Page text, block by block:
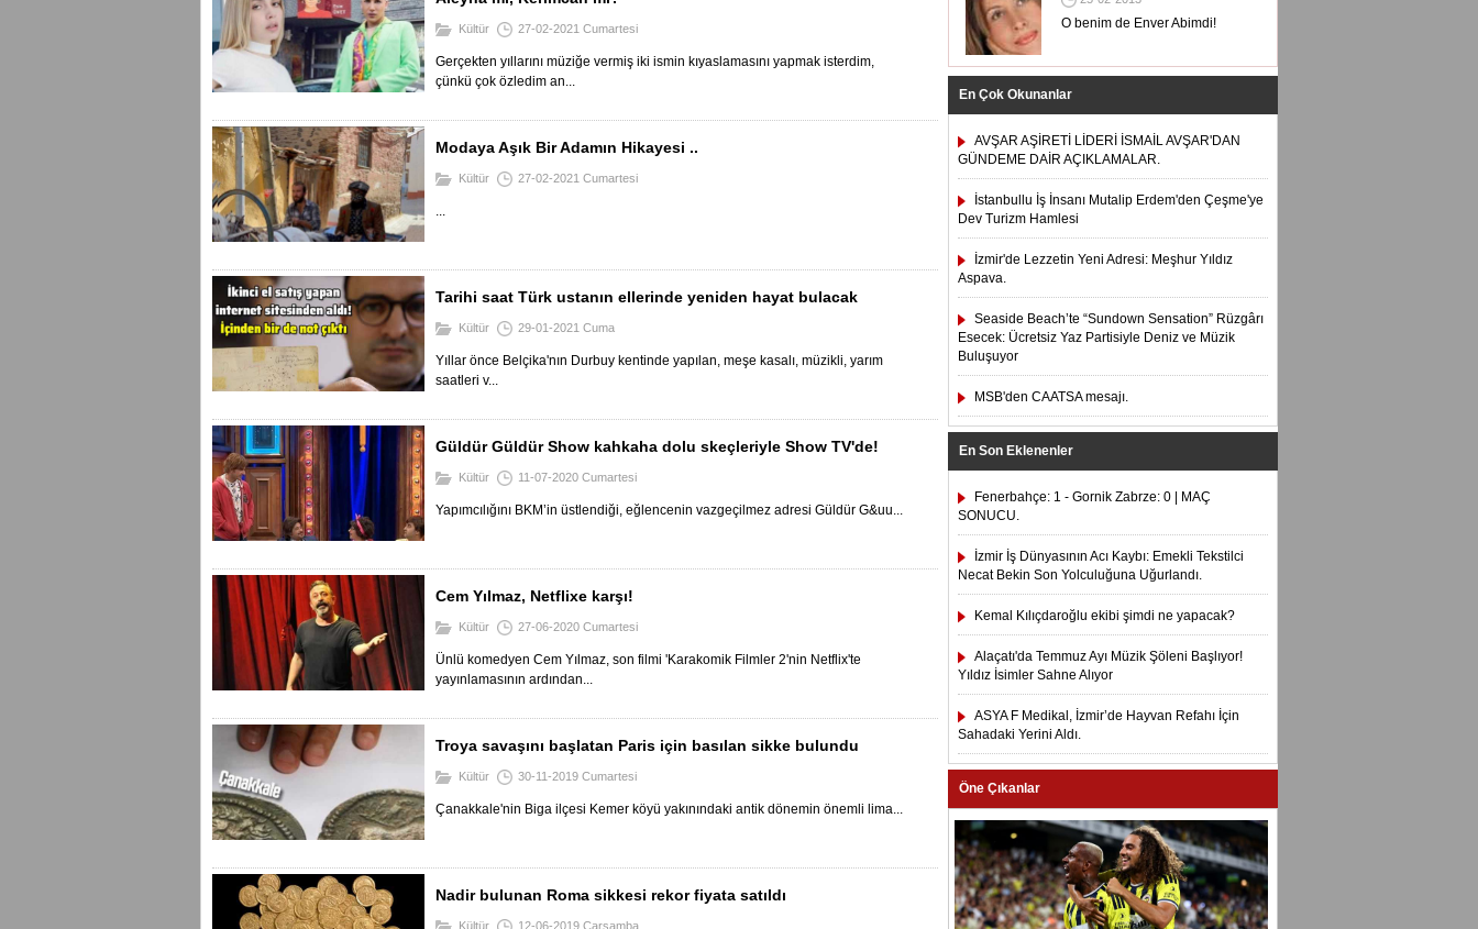
Kültür 27-02-2021 Cumartesi
Gerçekten yıllarını müziğe vermiş iki ismin kıyaslamasını yapmak isterdim,
çünkü çok özledim an...
Modaya Aşık Bir Adamın Hikayesi ..
Kültür 27-02-2021 Cumartesi
...
Tarihi saat Türk ustanın ellerinde yeniden hayat bulacak
Kültür 29-01-2021 Cuma
Yıllar önce Belçika'nın Durbuy kentinde yapılan, meşe kasalı, müzikli, yarım
saatleri v...
Güldür Güldür Show kahkaha dolu skeçleriyle Show TV'de!
Kültür 11-07-2020 Cumartesi
Yapımcılığını BKM’in üstlendiği, eğlencenin vazgeçilmez adresi Güldür G&uu...
Cem Yılmaz, Netflixe karşı!
Kültür 27-06-2020 Cumartesi
Ünlü komedyen Cem Yılmaz, son filmi 'Karakomik Filmler 2'nin Netflix'te
yayınlamasının ardından...
Troya savaşını başlatan Paris için basılan sikke bulundu
Kültür 30-11-2019 Cumartesi
Çanakkale'nin Biga ilçesi Kemer köyü yakınındaki antik dönemin önemli lima...
Nadir bulunan Roma sikkesi rekor fiyata satıldı
Kültür 12-06-2019 Çarşamba
O benim de Enver Abimdi!
En Çok Okunanlar
AVŞAR AŞİRETİ LİDERİ İSMAİL AVŞAR'DAN
GÜNDEME DAİR AÇIKLAMALAR.
İstanbullu İş İnsanı Mutalip Erdem'den Çeşme'ye
Dev Turizm Hamlesi
İzmir'de Lezzetin Yeni Adresi: Meşhur Yıldız
Aspava.
Seaside Beach’te “Sundown Sensation” Rüzgârı
Esecek: Ücretsiz Yaz Partisiyle Deniz ve Müzik
Buluşuyor
MSB'den CAATSA mesajı.
En Son Eklenenler
Fenerbahçe: 1 - Gornik Zabrze: 0 | MAÇ
SONUCU.
İzmir İş Dünyasının Acı Kaybı: Emekli Tekstilci
Necat Bekin Son Yolculuğuna Uğurlandı.
Kemal Kılıçdaroğlu ekibi şimdi ne yapacak?
Alaçatı'da Temmuz Ayı Müzik Şöleni Başlıyor!
Yıldız İsimler Sahne Alıyor
ASYA F Medikal, İzmir’de Hayvan Refahı İçin
Sahadaki Yerini Aldı.
Öne Çıkanlar